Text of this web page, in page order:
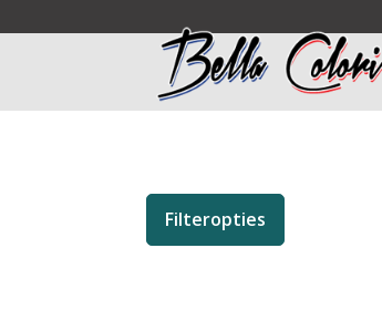
Filteropties